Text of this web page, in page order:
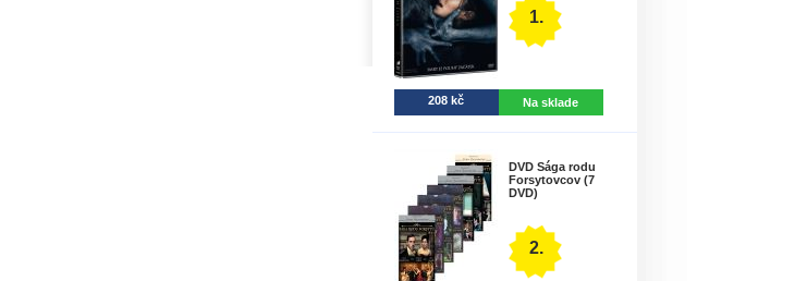
1.
208 kč Na sklade
DVD Sága rodu
Forsytovcov (7
DVD)
2.